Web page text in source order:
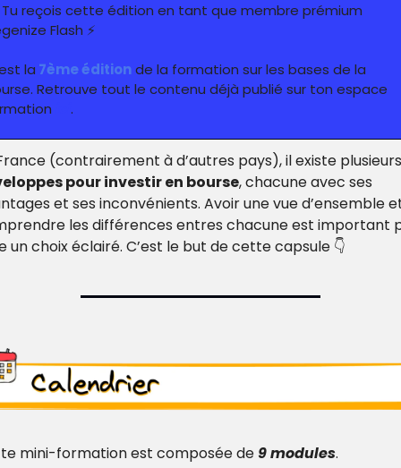
reçois cette édition en tant que membre prémium
Flash ⚡️
la 7ème édition de la formation sur les bases de la
Retrouve tout le contenu déjà publié sur ton espace
.
(contrairement à d’autres pays), il existe plusieurs
pour investir en bourse, chacune avec ses
et ses inconvénients. Avoir une vue d’ensemble
les différences entres chacune est important
un choix éclairé. C’est le but de cette capsule 👇
mini-formation est composée de 9 modules.